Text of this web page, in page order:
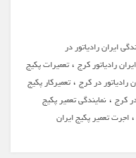
ایران رادیاتور در
رادیاتور کرج،تعمیرات پکیج
رادیاتور در کرج،تعمیرکار پکیج
کرج،نمایندگی تعمیر پکیج
اجرت تعمیر پکیج ایران